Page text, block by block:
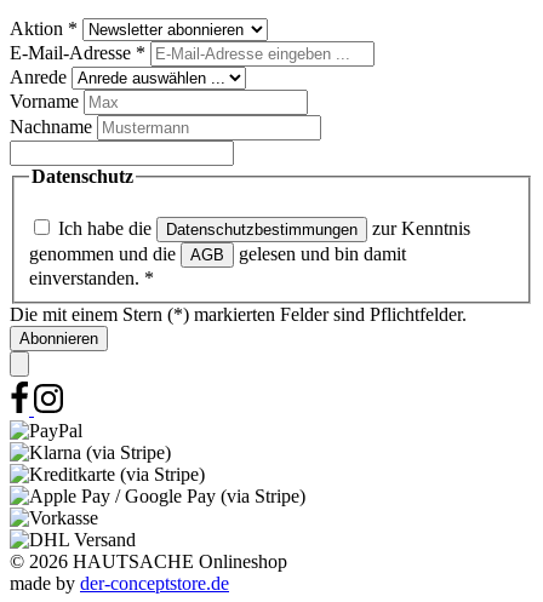
Aktion *
E-Mail-Adresse *
Anrede
Vorname
Nachname
Datenschutz
Ich habe die Datenschutzbestimmungen
zur Kenntnis
genommen und die
AGB
gelesen und bin damit
einverstanden. *
Die mit einem Stern (*) markierten Felder sind Pflichtfelder.
Abonnieren
© 2026 HAUTSACHE Onlineshop
made by der-conceptstore.de